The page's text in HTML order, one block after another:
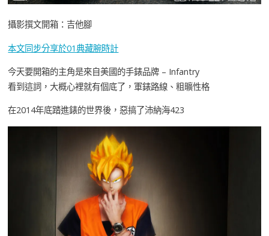
攝影撰文開箱：吉他腳
本文同步分享於01典藏腕時計
今天要開箱的主角是來自美國的手錶品牌 – Infantry
看到這詞，大概心裡就有個底了，軍錶路線、粗曠性格
在2014年底踏進錶的世界後，惡搞了沛納海423